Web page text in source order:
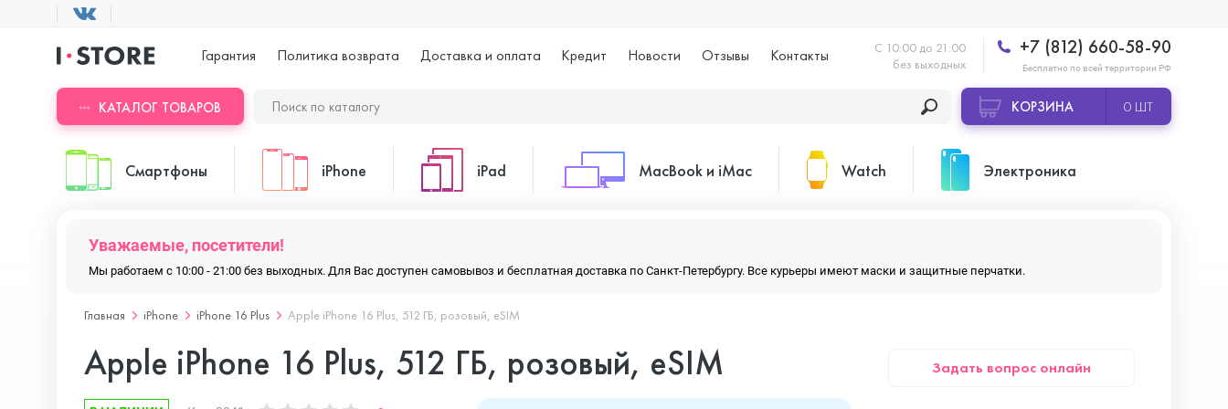
Гарантия Политика возврата Доставка и оплата Кредит Новости Отзывы Контакты
С 10:00 до 21:00
без выходных
+7 (812) 660-58-90
Бесплатно по всей территории РФ
КАТАЛОГ ТОВАРОВ КОРЗИНА 0 ШТ
Смартфоны
ASUS
Blackview
iPhone
iPhone 17 Pro
iPad
iPad 10.9 (2022)
iPad Air (2020)
MacBook и iMac
Macbook Pro
Watch Электроника
Уважаемые, посетители!
Мы работаем с 10:00 - 21:00 без выходных. Для Вас доступен самовывоз и бесплатная доставка по Санкт-Петербургу. Все курьеры имеют маски и защитные перчатки.
Главная iPhone iPhone 16 Plus Apple iPhone 16 Plus, 512 ГБ, розовый, eSIM
Apple iPhone 16 Plus, 512 ГБ, розовый, eSIM Задать вопрос онлайн